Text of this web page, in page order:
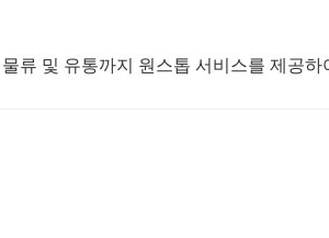
류 및 유통까지 원스톱 서비스를 제공